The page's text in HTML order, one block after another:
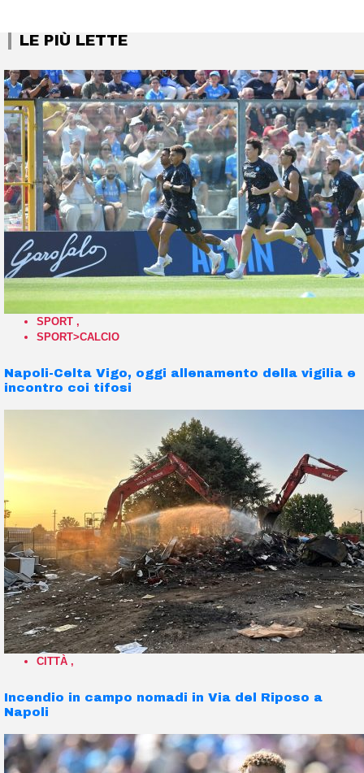
LE PIÙ LETTE
SPORT ,
SPORT>CALCIO
Napoli-Celta Vigo, oggi allenamento della vigilia e
incontro coi tifosi
CITTÀ ,
Incendio in campo nomadi in Via del Riposo a
Napoli